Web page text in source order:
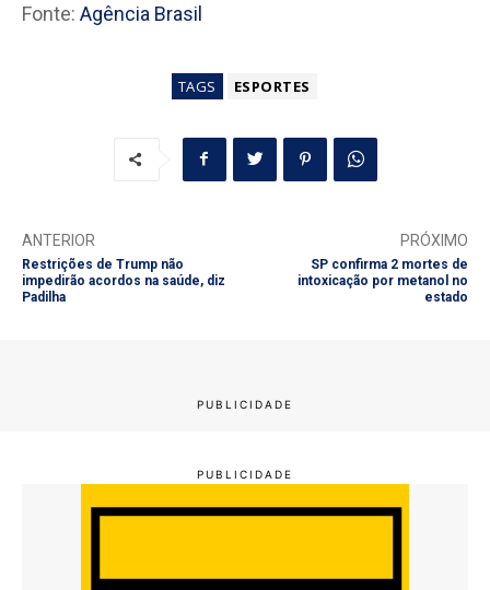
Fonte: Agência Brasil
TAGS ESPORTES
ANTERIOR
Restrições de Trump não
impedirão acordos na saúde, diz
Padilha
PRÓXIMO
SP confirma 2 mortes de
intoxicação por metanol no
estado